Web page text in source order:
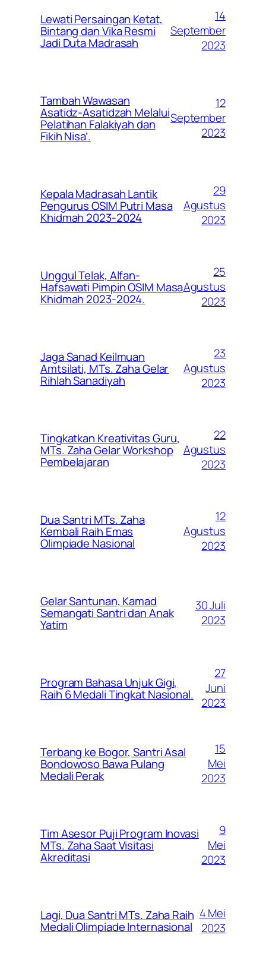
Lewati Persaingan Ketat,
Bintang dan Vika Resmi
Jadi Duta Madrasah
14
September
2023
Tambah Wawasan
Asatidz-Asatidzah Melalui
Pelatihan Falakiyah dan
Fikih Nisa’.
12
September
2023
Kepala Madrasah Lantik
Pengurus OSIM Putri Masa
Khidmah 2023-2024
29
Agustus
2023
Unggul Telak, Alfan-
Hafsawati Pimpin OSIM Masa
Khidmah 2023-2024.
25
Agustus
2023
Jaga Sanad Keilmuan
Amtsilati, MTs. Zaha Gelar
Rihlah Sanadiyah
23
Agustus
2023
Tingkatkan Kreativitas Guru,
MTs. Zaha Gelar Workshop
Pembelajaran
22
Agustus
2023
Dua Santri MTs. Zaha
Kembali Raih Emas
Olimpiade Nasional
12
Agustus
2023
Gelar Santunan, Kamad
Semangati Santri dan Anak
Yatim
30 Juli
2023
Program Bahasa Unjuk Gigi,
Raih 6 Medali Tingkat Nasional.
27
Juni
2023
Terbang ke Bogor, Santri Asal
Bondowoso Bawa Pulang
Medali Perak
15
Mei
2023
Tim Asesor Puji Program Inovasi
MTs. Zaha Saat Visitasi
Akreditasi
9
Mei
2023
Lagi, Dua Santri MTs. Zaha Raih
Medali Olimpiade Internasional
4 Mei
2023